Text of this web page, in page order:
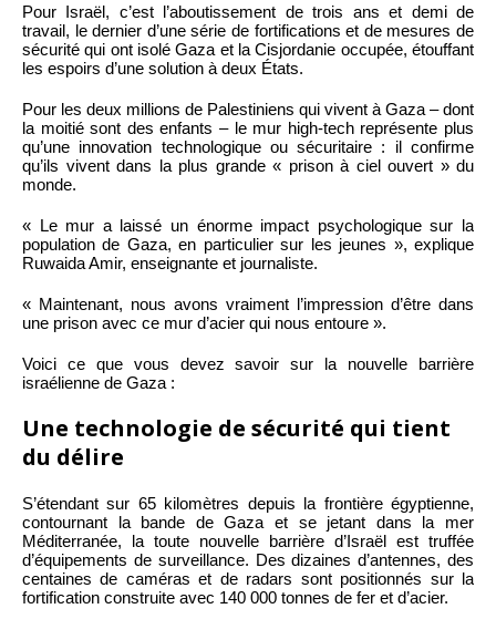
Pour Israël, c’est l’aboutissement de trois ans et demi de
travail, le dernier d’une série de fortifications et de mesures de
sécurité qui ont isolé Gaza et la Cisjordanie occupée, étouffant
les espoirs d’une solution à deux États.
Pour les deux millions de Palestiniens qui vivent à Gaza – dont
la moitié sont des enfants – le mur high-tech représente plus
qu’une innovation technologique ou sécuritaire : il confirme
qu’ils vivent dans la plus grande « prison à ciel ouvert » du
monde.
« Le mur a laissé un énorme impact psychologique sur la
population de Gaza, en particulier sur les jeunes », explique
Ruwaida Amir, enseignante et journaliste.
« Maintenant, nous avons vraiment l’impression d’être dans
une prison avec ce mur d’acier qui nous entoure ».
Voici ce que vous devez savoir sur la nouvelle barrière
israélienne de Gaza :
Une technologie de sécurité qui tient
du délire
S’étendant sur 65 kilomètres depuis la frontière égyptienne,
contournant la bande de Gaza et se jetant dans la mer
Méditerranée, la toute nouvelle barrière d’Israël est truffée
d’équipements de surveillance. Des dizaines d’antennes, des
centaines de caméras et de radars sont positionnés sur la
fortification construite avec 140 000 tonnes de fer et d’acier.